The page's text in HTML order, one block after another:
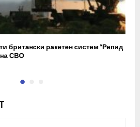
британски ракетен систем “Репид
на СВО